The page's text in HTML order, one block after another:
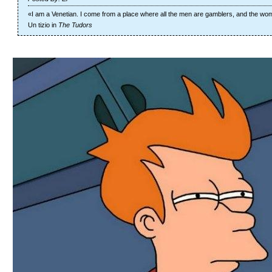
«I am a Venetian. I come from a place where all the men are gamblers, and the
Un tizio in The Tudors